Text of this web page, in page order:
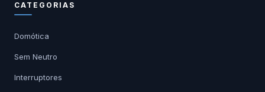
CATEGORIAS
Domótica
Sem Neutro
Interruptores